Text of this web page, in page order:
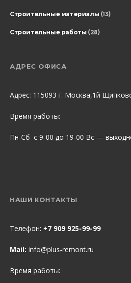
Строительные материалы (13)
Строительные работы (28)
АДРЕС ОФИСА
Адрес: 115093 г. Москва,1й
Время работы:
Пн-Сб с 9-00 до 19-00 Вс —
НАШИ КОНТАКТЫ
Телефон: +7 909 925-99-99
Mail: info@plus-remont.ru
Время работы: